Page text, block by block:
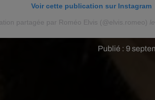
Publié : 9
Voir cette publication sur Instagram
partagée par Roméo Elvis (@elvis.romeo) le